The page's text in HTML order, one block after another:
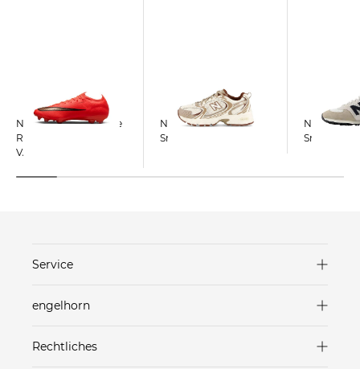
Nike | Fußballschuhe
Rasen MERCURIAL
VAPOR 17 ELITE
New Balance |
Sneaker 530
New
Sneaker
Service
Rücksendungen
engelhorn
Rechtliches